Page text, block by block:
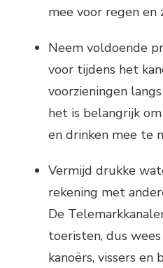
mee voor regen en
Neem voldoende
voor tijdens het
voorzieningen
het is belangrijk
en drinken mee te
Vermijd drukke
rekening met
De
toeristen, dus
kanoërs, vissers en